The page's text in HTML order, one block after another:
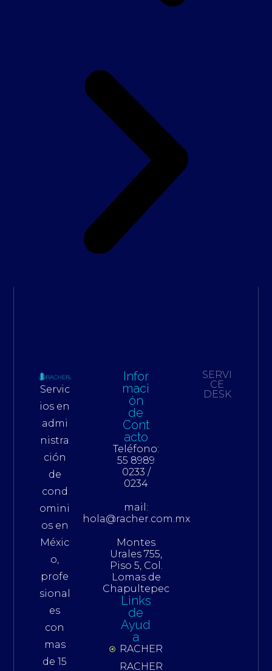
Servic
ios en
admi
nistra
ción
de
cond
omini
os en
Méxic
o,
profe
sional
es
con
mas
de 15
Infor
maci
ón
de
Cont
acto
Teléfono:
55 8989
0233 /
0234
mail:
hola@racher.com.mx
Montes
Urales 755,
Piso 5, Col.
Lomas de
Chapultepec
Links
de
Ayud
a
RACHER
RACHER
SERVI
CE
DESK